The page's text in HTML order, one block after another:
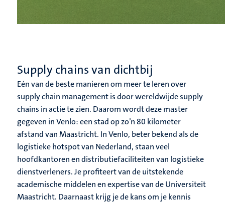
Supply chains van dichtbij
Eén van de beste manieren om meer te leren over
supply chain management is door wereldwijde supply
chains in actie te zien. Daarom wordt deze master
gegeven in Venlo: een stad op zo’n 80 kilometer
afstand van Maastricht. In Venlo, beter bekend als de
logistieke hotspot van Nederland, staan veel
hoofdkantoren en distributiefaciliteiten van logistieke
dienstverleners. Je profiteert van de uitstekende
academische middelen en expertise van de Universiteit
Maastricht. Daarnaast krijg je de kans om je kennis